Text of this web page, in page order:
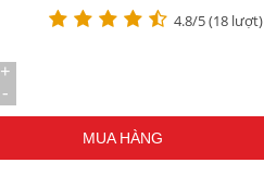
4.8/5 (18 lượt)
+
-
MUA HÀNG